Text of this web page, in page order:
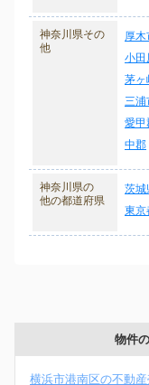
神奈川県その
他
厚木
小田
茅ヶ
三浦
愛甲
中郡
神奈川県の
他の都道府県
茨城
東京
物件
横浜市港南区の不動